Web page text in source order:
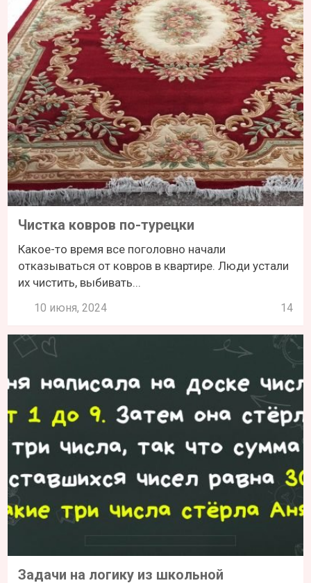
Чистка ковров по-турецки
Какое-то время все поголовно начали
отказываться от ковров в квартире. Люди устали
их чистить, выбивать...
10 июня, 2024 14
Задачи на логику из школьной